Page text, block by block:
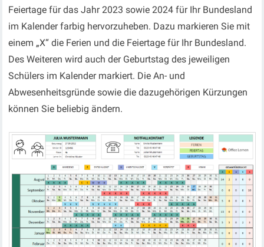
Feiertage für das Jahr 2023 sowie 2024 für Ihr Bundesland
im Kalender farbig hervorzuheben. Dazu markieren Sie mit
einem „X“ die Ferien und die Feiertage für Ihr Bundesland.
Des Weiteren wird auch der Geburtstag des jeweiligen
Schülers im Kalender markiert. Die An- und
Abwesenheitsgründe sowie die dazugehörigen Kürzungen
können Sie beliebig ändern.